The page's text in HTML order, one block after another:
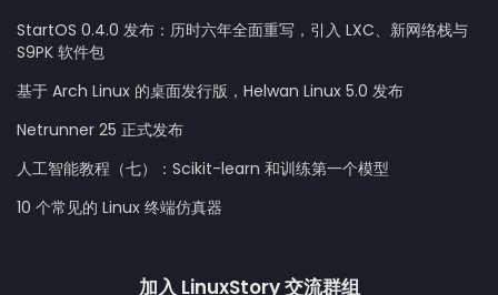
StartOS 0.4.0 发布：历时六年全面重写，引入 LXC、新网络栈与
S9PK 软件包
基于 Arch Linux 的桌面发行版，Helwan Linux 5.0 发布
Netrunner 25 正式发布
人工智能教程（七）：Scikit-learn 和训练第一个模型
10 个常见的 Linux 终端仿真器
加入 LinuxStory 交流群组